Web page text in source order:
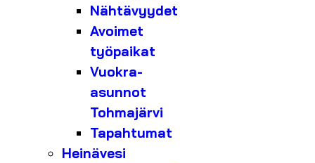
Nähtävyydet
Avoimet
työpaikat
Vuokra-
asunnot
Tohmajärvi
Tapahtumat
Heinävesi